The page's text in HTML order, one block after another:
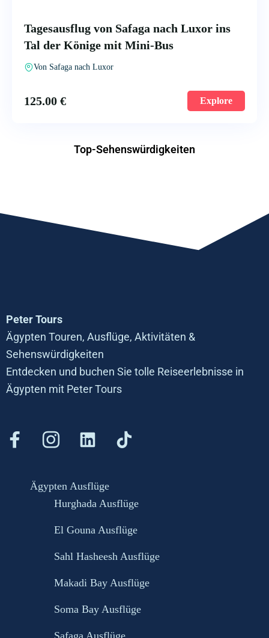
Tagesausflug von Safaga nach Luxor ins
Tal der Könige mit Mini-Bus
Von Safaga nach Luxor
125.00 € Explore
Top-Sehenswürdigkeiten
Peter Tours
Ägypten Touren, Ausflüge, Aktivitäten &
Sehenswürdigkeiten
Entdecken und buchen Sie tolle Reiseerlebnisse in
Ägypten mit Peter Tours
Ägypten Ausflüge
Hurghada Ausflüge
El Gouna Ausflüge
Sahl Hasheesh Ausflüge
Makadi Bay Ausflüge
Soma Bay Ausflüge
Safaga Ausflüge